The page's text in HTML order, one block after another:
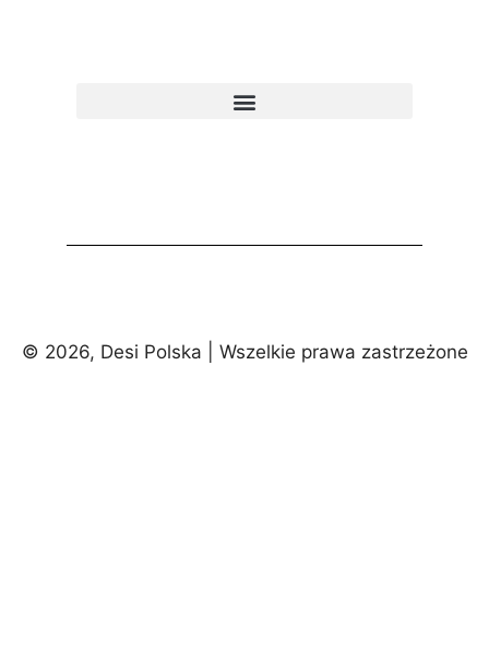
© 2026, Desi Polska | Wszelkie prawa zastrzeżone